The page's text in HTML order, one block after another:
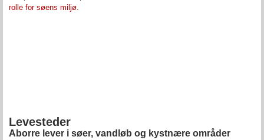
rolle for søens miljø.
Levesteder
Aborre lever i søer, vandløb og kystnære områder